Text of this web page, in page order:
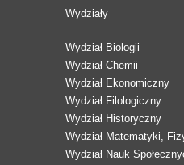
Wydziały
Wydział Biologii
Wydział Chemii
Wydział Ekonomiczny
Wydział Filologiczny
Wydział Historyczny
Wydział Matematyki,
Wydział Nauk